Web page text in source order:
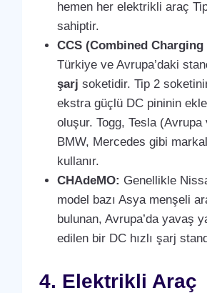
hemen her elektrikli araç
sahiptir.
CCS (Combined Charging
Türkiye ve Avrupa’daki
şarj soketidir. Tip 2
ekstra güçlü DC pininin
oluşur. Togg, Tesla (Avrupa
BMW, Mercedes gibi
kullanır.
CHAdeMO: Genellikle
model bazı Asya menşeli
bulunan, Avrupa’da yavaş
edilen bir DC hızlı şarj
4. Elektrikli Araç